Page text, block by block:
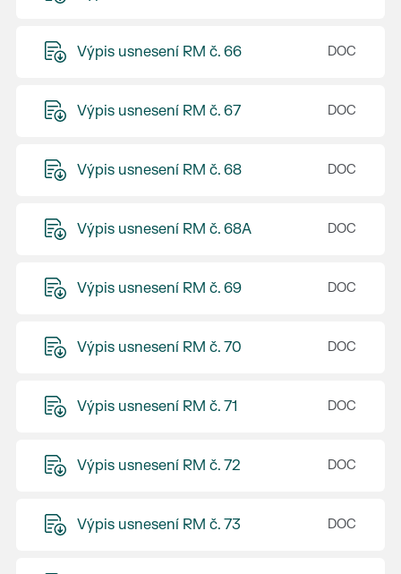
Výpis usnesení RM č. 66
Výpis usnesení RM č. 67
Výpis usnesení RM č. 68
Výpis usnesení RM č. 68A
Výpis usnesení RM č. 69
Výpis usnesení RM č. 70
Výpis usnesení RM č. 71
Výpis usnesení RM č. 72
Výpis usnesení RM č. 73